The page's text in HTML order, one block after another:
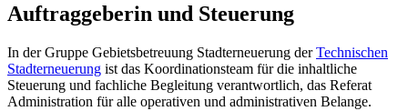
Auftraggeberin und Steuerung
In der Gruppe Gebietsbetreuung Stadterneuerung derTechnischen
Stadterneuerung ist das Koordinationsteam für die inhaltliche
Steuerung und fachliche Begleitung verantwortlich, das Referat
Administration für alle operativen und administrativen Belange.